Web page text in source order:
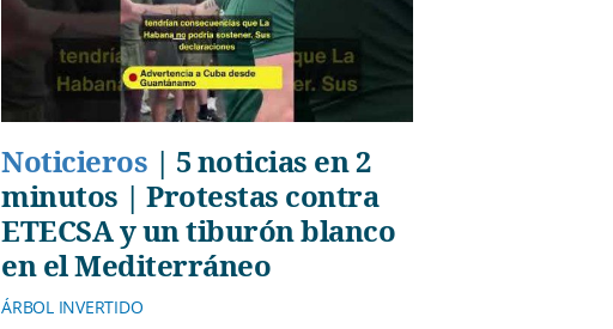
Noticieros | 5 noticias en 2
minutos | Protestas contra
ETECSA y un tiburón blanco
en el Mediterráneo
ÁRBOL INVERTIDO